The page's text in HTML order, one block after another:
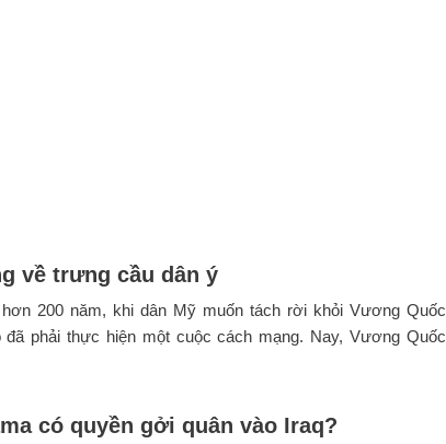
về trưng cầu dân ý
200 năm, khi dân Mỹ muốn tách rời khỏi Vương Quốc
đã phải thực hiện một cuộc cách mạng. Nay, Vương Quốc
có quyền gởi quân vào Iraq?